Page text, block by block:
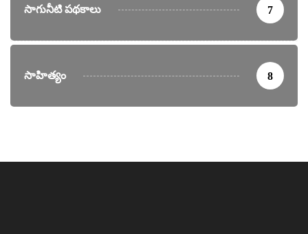
సాగునీటి పథకాలు 7
సాహిత్యం 8